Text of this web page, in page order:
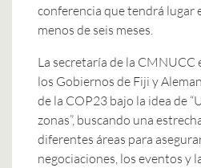
conferencia que tendrá lugar
menos de seis meses.
La secretaría de la CMNUCC
los Gobiernos de Fiji y
de la COP23 bajo la idea de
zonas”, buscando una
diferentes áreas para
negociaciones, los eventos y